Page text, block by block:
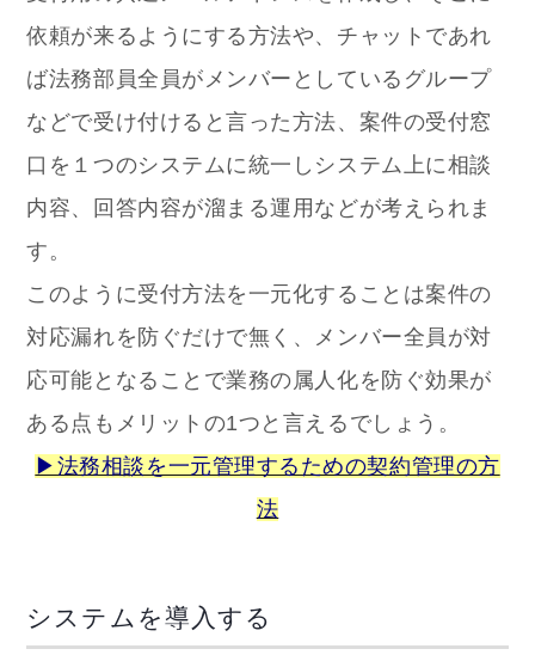
依頼が来るようにする方法や、チャットであれ
ば法務部員全員がメンバーとしているグループ
などで受け付けると言った方法、案件の受付窓
口を１つのシステムに統一しシステム上に相談
内容、回答内容が溜まる運用などが考えられま
す。
このように受付方法を一元化することは案件の
対応漏れを防ぐだけで無く、メンバー全員が対
応可能となることで業務の属人化を防ぐ効果が
ある点もメリットの1つと言えるでしょう。
▶法務相談を一元管理するための契約管理の方
法
システムを導入する